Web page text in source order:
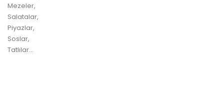
Mezeler,
Salatalar,
Piyazlar,
Soslar,
Tatlılar...